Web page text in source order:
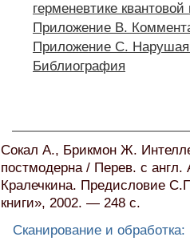
герменевтике квантовой
Приложение В.
Приложение С.
Библиография
Сокал А., Брикмон Ж.
постмодерна / Перев. с
Кралечкина. Предисловие
книги», 2002. — 248 с.
Сканирование и